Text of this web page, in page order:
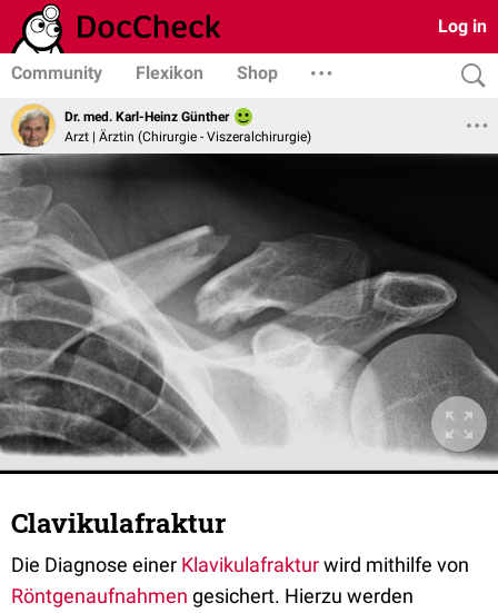
Log in
Community Flexikon Shop
Dr. med. Karl-Heinz Günther
Arzt | Ärztin (Chirurgie - Viszeralchirurgie)
Clavikulafraktur
Die Diagnose einer Klavikulafrakturwird mithilfe von
Röntgenaufnahmen gesichert. Hierzu werden